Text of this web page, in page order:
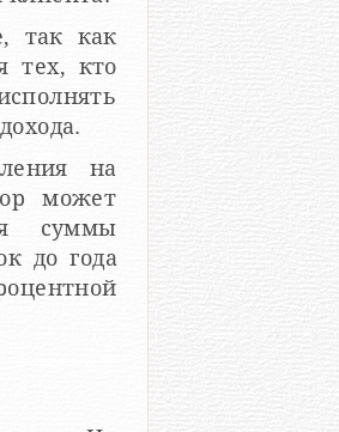
так как
тех, кто
на
может
суммы
до года